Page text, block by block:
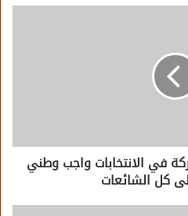
في الانتخابات واجب وطني
كل الشائعات